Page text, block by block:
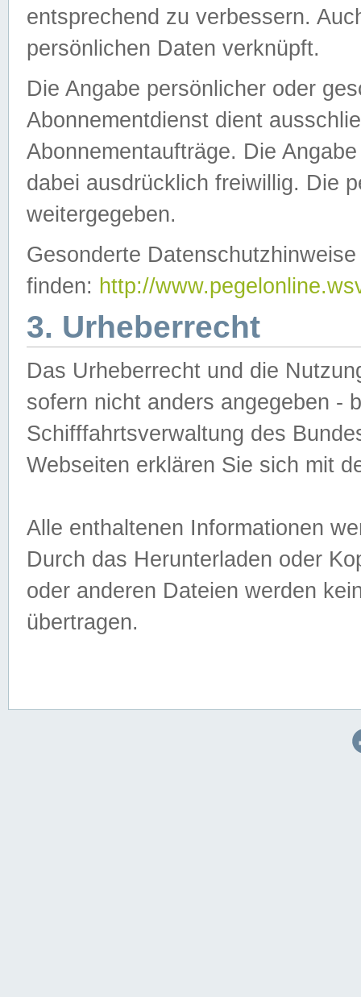
entsprechend zu verbessern.
persönlichen Daten verknüpft.
Die Angabe persönlicher oder
Abonnementdienst dient
Abonnementaufträge. Die
dabei ausdrücklich freiwillig. Die
weitergegeben.
Gesonderte
finden: http://
3. Urheberrecht
Das Urheberrecht und die
sofern nicht anders angegeben -
Schifffahrtsverwaltung des
Webseiten erklären Sie sich mit
Alle enthaltenen Informationen
Durch das Herunterladen oder
oder anderen Dateien werden
übertragen.